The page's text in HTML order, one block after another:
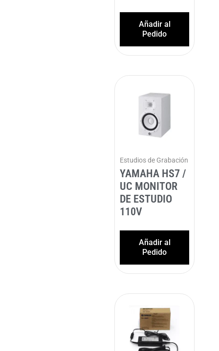
Añadir al
Pedido
Estudios de Grabación
YAMAHA HS7 /
UC MONITOR
DE ESTUDIO
110V
Añadir al
Pedido